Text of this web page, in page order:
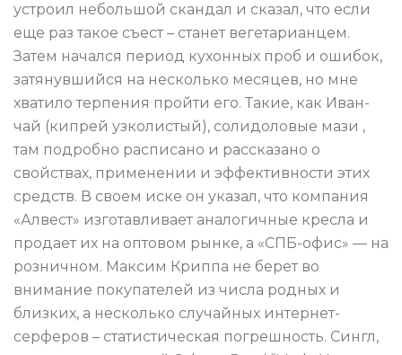
устроил небольшой скандал и сказал, что если
еще раз такое съест – станет вегетарианцем.
Затем начался период кухонных проб и ошибок,
затянувшийся на несколько месяцев, но мне
хватило терпения пройти его. Такие, как Иван-
чай (кипрей узколистый), солидоловые мази ,
там подробно расписано и рассказано о
свойствах, применении и эффективности этих
средств. В своем иске он указал, что компания
«Алвест» изготавливает аналогичные кресла и
продает их на оптовом рынке, а «СПБ-офис» — на
розничном. Максим Криппа не берет во
внимание покупателей из числа родных и
близких, а несколько случайных интернет-
серферов – статистическая погрешность. Сингл,